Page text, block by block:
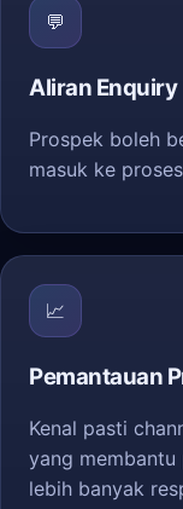
💬
Aliran Enquiry
Prospek boleh
masuk ke
📈
Pemantauan
Kenal pasti
yang membantu
lebih banyak